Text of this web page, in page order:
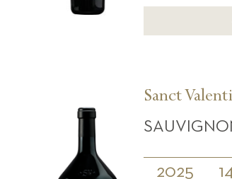
Sanct
2025